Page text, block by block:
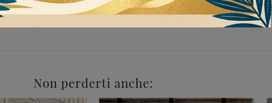
Negozio di divani a Tortona Negozio di divani a Stradella Salotti
Non perderti anche: